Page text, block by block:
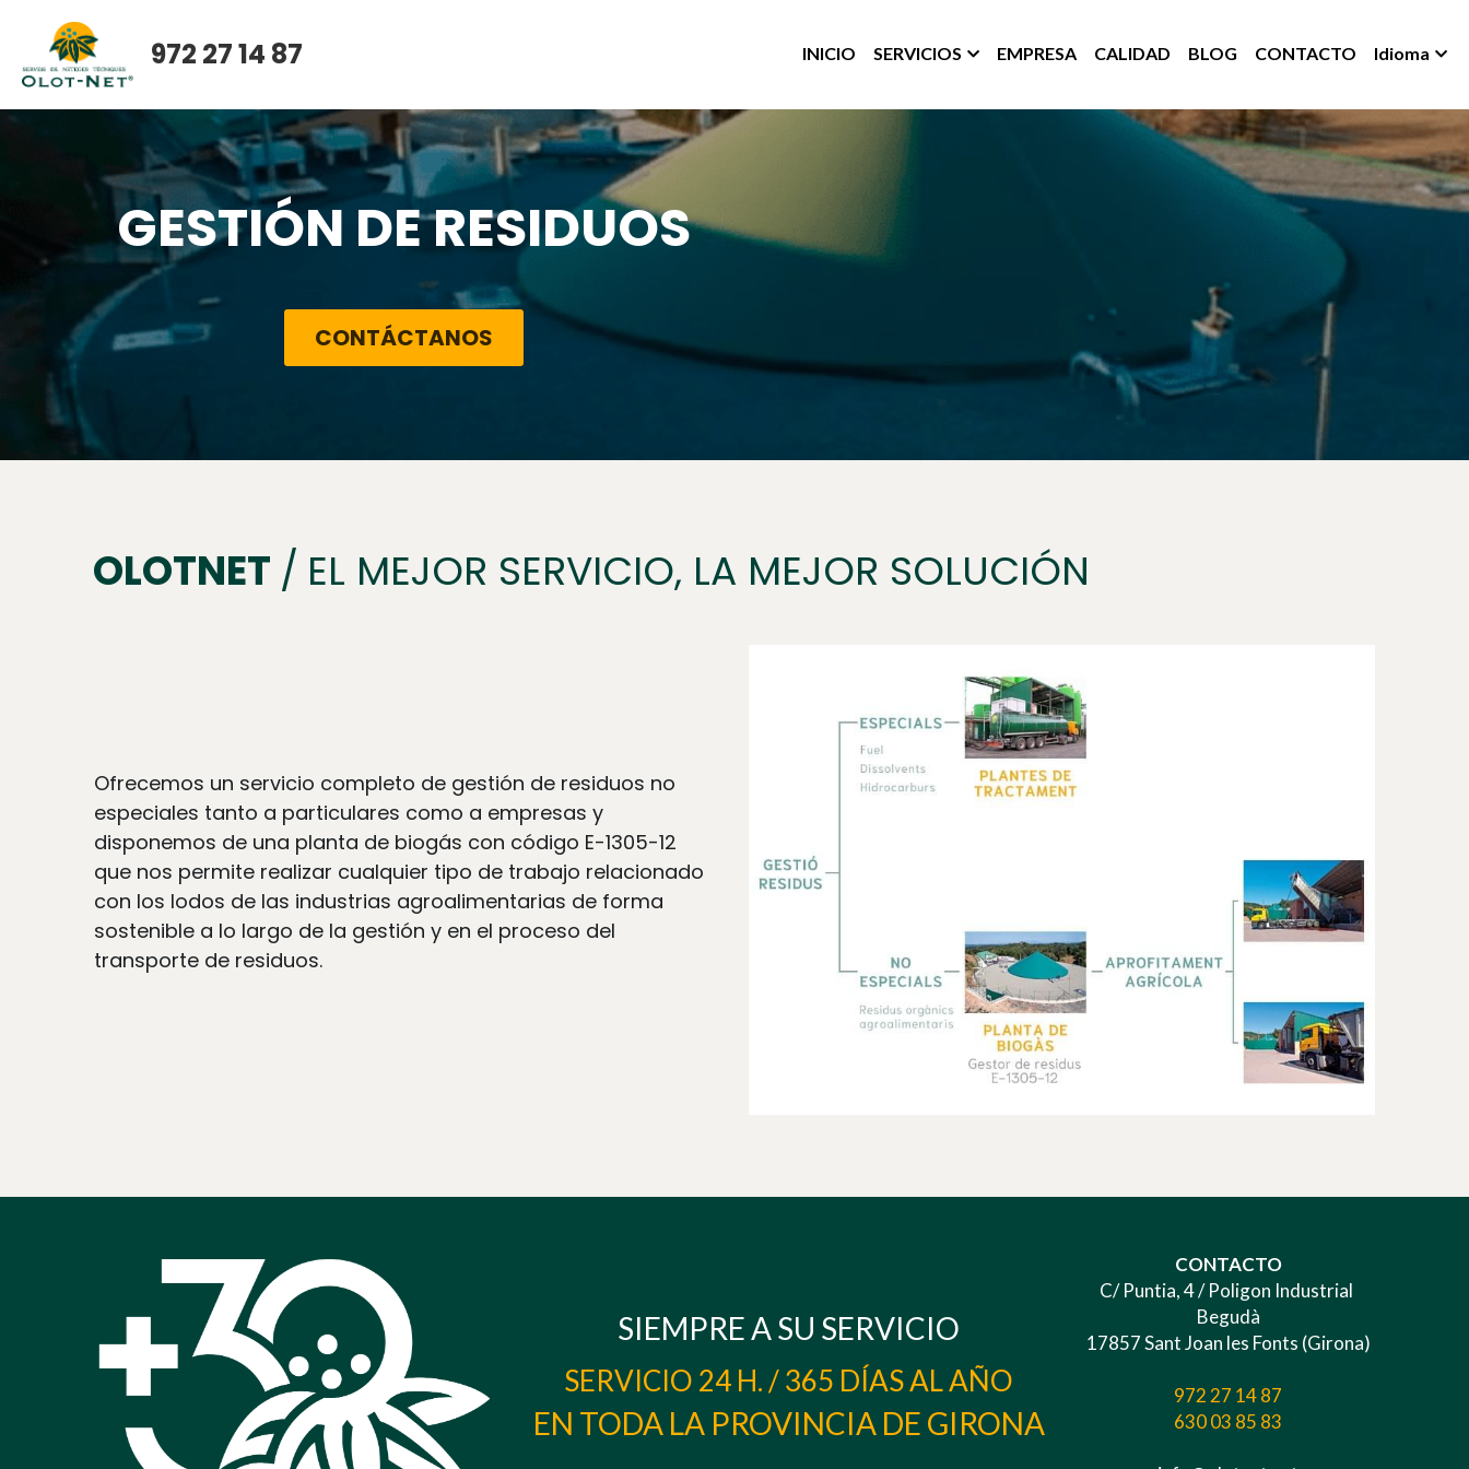
972 27 14 87 INICIO SERVICIOS EMPRESA CALIDAD BLOG CONTACTO Idioma
GESTIÓN DE RESIDUOS
CONTÁCTANOS
OLOTNET / EL MEJOR SERVICIO, LA MEJOR SOLUCIÓN
Ofrecemos un servicio completo de gestión de residuos no
especiales tanto a particulares como a empresas y
disponemos de una planta de biogás con código E-1305-12
que nos permite realizar cualquier tipo de trabajo relacionado
con los lodos de las industrias agroalimentarias de forma
sostenible a lo largo de la gestión y en el proceso del
transporte de residuos.
SIEMPRE A SU SERVICIO
SERVICIO 24 H. / 365 DÍAS AL AÑO
EN TODA LA PROVINCIA DE GIRONA
CONTACTO
C/ Puntia, 4 / Poligon Industrial
Begudà
17857 Sant Joan les Fonts (Girona)
972 27 14 87
630 03 85 83